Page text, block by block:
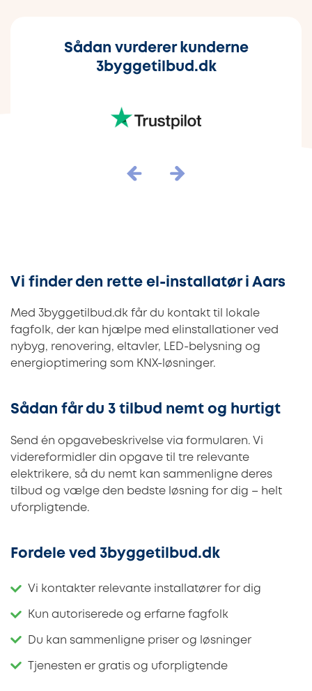
Sådan vurderer kunderne
3byggetilbud.dk
Vi finder den rette el-installatør i Aars
Med 3byggetilbud.dk får du kontakt til lokale
fagfolk, der kan hjælpe med elinstallationer ved
nybyg, renovering, eltavler, LED-belysning og
energioptimering som KNX-løsninger.
Sådan får du 3 tilbud nemt og hurtigt
Send én opgavebeskrivelse via formularen. Vi
videreformidler din opgave til tre relevante
elektrikere, så du nemt kan sammenligne deres
tilbud og vælge den bedste løsning for dig – helt
uforpligtende.
Fordele ved 3byggetilbud.dk
Vi kontakter relevante installatører for dig
Kun autoriserede og erfarne fagfolk
Du kan sammenligne priser og løsninger
Tjenesten er gratis og uforpligtende